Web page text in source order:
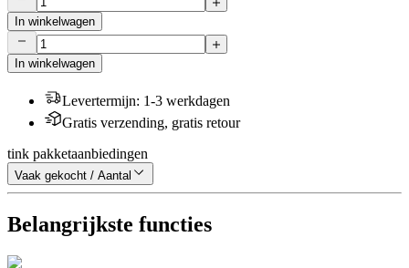
In winkelwagen
In winkelwagen
Levertermijn: 1-3 werkdagen
Gratis verzending, gratis retour
tink pakketaanbiedingen
Vaak gekocht / Aantal
Belangrijkste functies